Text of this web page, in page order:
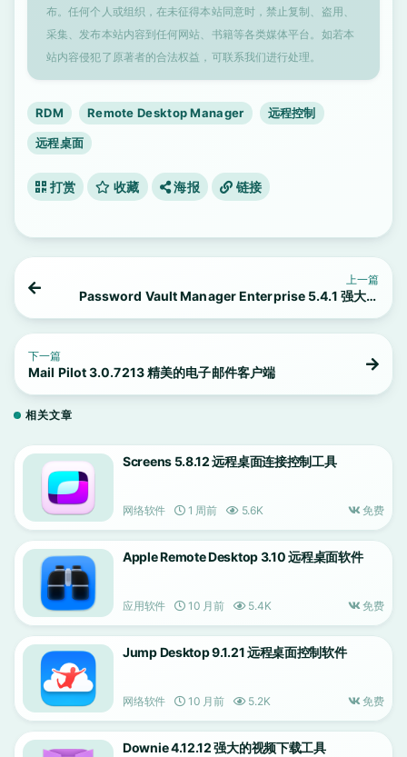
布。任何个人或组织，在未征得本站同意时，禁止复制、盗用、
采集、发布本站内容到任何网站、书籍等各类媒体平台。如若本
站内容侵犯了原著者的合法权益，可联系我们进行处理。
RDM Remote Desktop Manager 远程控制
远程桌面
打赏 收藏 海报 链接
上一篇
Password Vault Manager Enterprise 5.4.1 强大的
下一篇
Mail Pilot 3.0.7213 精美的电子邮件客户端
相关文章
Screens 5.8.12 远程桌面连接控制工具
网络软件 1 周前 5.6K 免费
Apple Remote Desktop 3.10 远程桌面软件
应用软件 10 月前 5.4K 免费
Jump Desktop 9.1.21 远程桌面控制软件
网络软件 10 月前 5.2K 免费
Downie 4.12.12 强大的视频下载工具